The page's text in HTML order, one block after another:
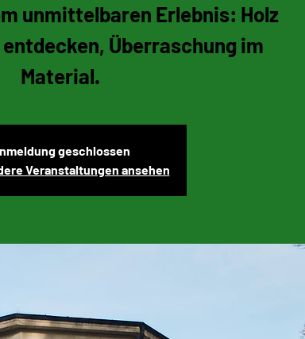
unmittelbaren Erlebnis: Holz
Überraschung im
Material.
geschlossen
Veranstaltungen ansehen